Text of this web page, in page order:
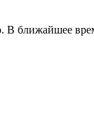
ближайшее